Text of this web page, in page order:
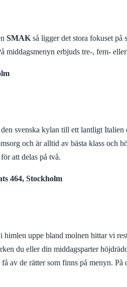
SMAK så ligger det stora fokuset på
middagsmenyn erbjuds tre-, fem-
svenska kylan till ett lantligt Italien
och är alltid av bästa klass och
att delas på två.
464, Stockholm
himlen uppe bland molnen hittar vi
du eller din middagsparter
av de rätter som finns på menyn.